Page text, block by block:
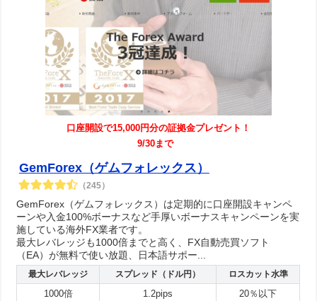
口座開設で15,000円分の証拠金プレゼント！
9/30まで
GemForex（ゲムフォレックス）
（245）
GemForex（ゲムフォレックス）は定期的に口座開設キャンペ
ーンや入金100%ボーナスなど手厚いボーナスキャンペーンを実
施している海外FX業者です。
最大レバレッジも1000倍までと高く、FX自動売買ソフト
（EA）が無料で使い放題、日本語サポー...
最大レバレッジ スプレッド（ドル円） ロスカット水準
1000倍 1.2pips 20％以下